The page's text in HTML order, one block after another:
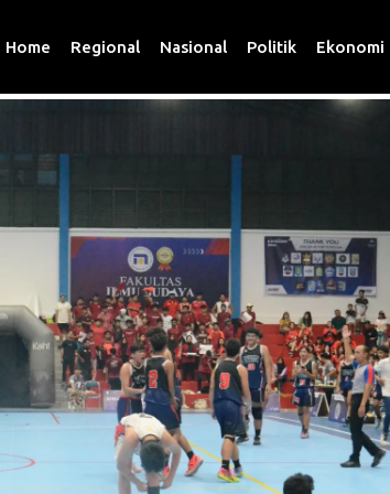
Home Regional Nasional Politik Ekonomi